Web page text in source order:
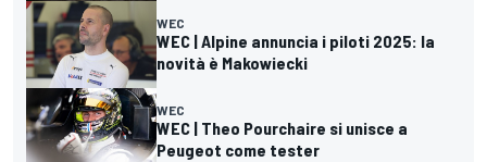
WEC
WEC | Alpine annuncia i piloti 2025: la
novità è Makowiecki
WEC
WEC | Theo Pourchaire si unisce a
Peugeot come tester